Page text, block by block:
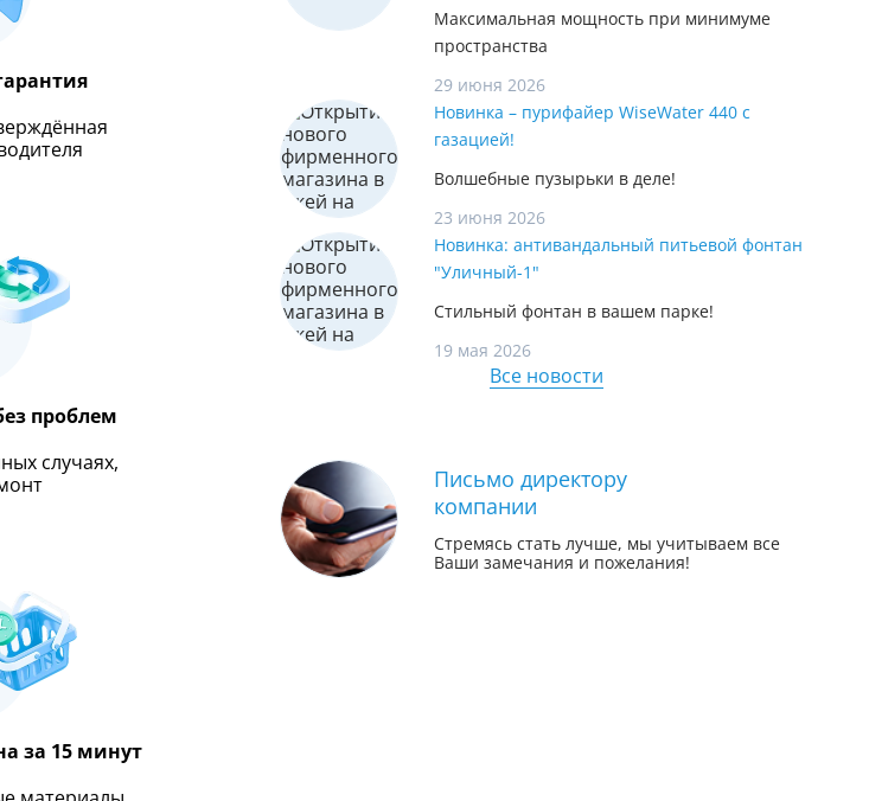
проблем
случаях,
за 15 минут
Максимальная мощность при минимуме
пространства
29 июня 2026
Новинка – пурифайер WiseWater 440 с
газацией!
Волшебные пузырьки в деле!
23 июня 2026
Новинка: антивандальный питьевой фонтан
"Уличный-1"
Стильный фонтан в вашем парке!
19 мая 2026
Все новости
Письмо директору
компании
Стремясь стать лучше, мы учитываем все
Ваши замечания и пожелания!